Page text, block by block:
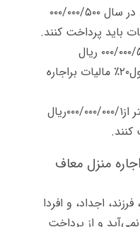
اگر درآمد برای اشخاص حقیقی در سال ۰۰۰/۰۰۰/۵۰۰
اگر درآمد اشخاص حقیقی از۰۰۰/۰۰۰/۵۰۰ ریال
تا۰۰۰/۰۰۰/۰۰۰/۱ریال باشد. مشمول۲۰٪ مالیات براجاره
اگر درآمد اشخاص حقیقی بیشتر از۰۰۰/۰۰۰/۰۰۰/۱ریال
منزل معاف
اجداد، و افردا
و از پرداخت